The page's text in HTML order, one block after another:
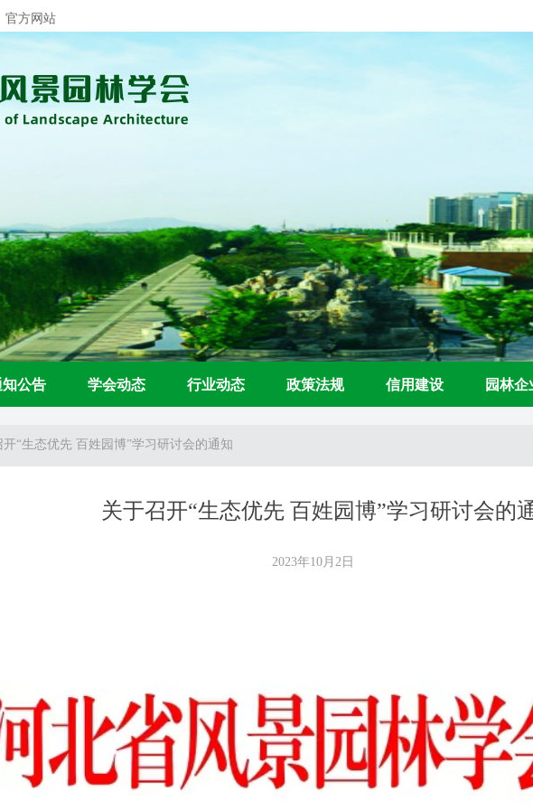
知公告 学会动态 行业动态 政策法规 信用建设 园林企
官方网站
关于召开“生态优先 百姓园博”学习研讨会的
开“生态优先 百姓园博”学习研讨会的通知
2023年10月2日